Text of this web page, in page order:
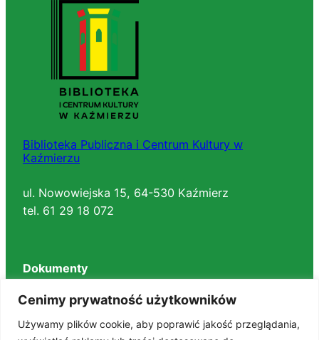
Cenimy prywatność użytkowników
Używamy plików cookie, aby poprawić jakość przeglądania,
Biblioteka Publiczna i Centrum Kultury w
Kaźmierzu
ul. Nowowiejska 15, 64-530 Kaźmierz
tel. 61 29 18 072
Dokumenty
Regulaminy
BIP